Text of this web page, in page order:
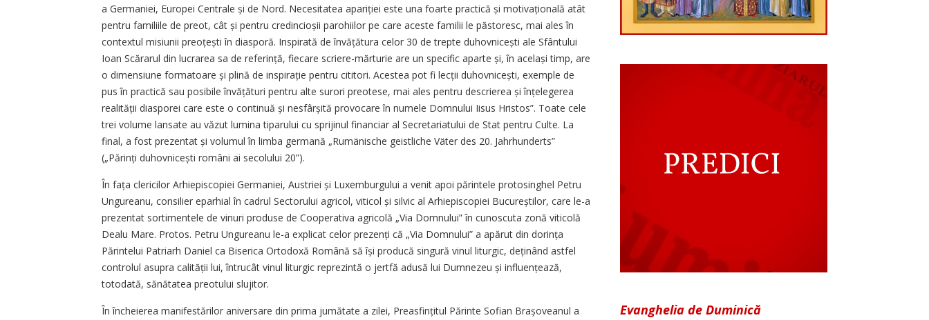
a Germaniei, Europei Centrale și de Nord. Necesitatea apariției este una foarte practică și motivațională atât
pentru familiile de preot, cât și pentru credincioșii parohiilor pe care aceste familii le păstoresc, mai ales în
contextul misiunii preoțești în diasporă. Inspirată de învățătura celor 30 de trepte duhovnicești ale Sfântului
Ioan Scărarul din lucrarea sa de refer­ință, fiecare scriere-mărturie are un specific aparte și, în același timp, are
o dimensiune formatoare și plină de inspirație pentru cititori. Acestea pot fi lecții duhovnicești, exemple de
pus în practică sau posibile învă­țături pentru alte surori preotese, mai ales pentru descrierea și înțele­gerea
realității diasporei care este o continuă și nesfârșită provocare în numele Domnului Iisus Hristos”. Toate cele
trei volume lansate au văzut lumina tiparului cu sprijinul financiar al Secretariatului de Stat pentru Culte. La
final, a fost prezentat și volumul în limba germană „Rumänische geistliche Väter des 20. Jahrhunderts”
(„Părinți ­­duhov­­nicești români ai secolului 20”).
În fața clericilor Arhiepiscopiei Germaniei, Austriei și Luxemburgului a venit apoi părintele protosinghel Petru
Ungureanu, consilier eparhial în cadrul Sectorului agricol, viticol și silvic al Arhiepiscopiei Bucureștilor, care le-a
prezentat sortimentele de vinuri produse de Cooperativa agricolă „Via Domnului” în cunoscuta zonă viticolă
Dealu Mare. Protos. Petru Ungureanu le-a ­explicat celor prezenți că „Via Domnului” a apărut din dorința
Părintelui Patriarh Daniel ca Biserica Ortodoxă Română să își producă singură vinul liturgic, deținând astfel
controlul asupra calității lui, întrucât vinul liturgic reprezintă o jertfă adusă lui Dumnezeu și in­fluențează,
totodată, sănătatea preotului slujitor.
În încheierea manifestărilor aniversare din prima jumătate a zilei, Preasfințitul Părinte Sofian Brașo­veanul a
Evanghelia de Duminică